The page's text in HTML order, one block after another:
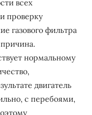
всех
проверку
газового фильтра
нормальному
двигатель
с перебоями,